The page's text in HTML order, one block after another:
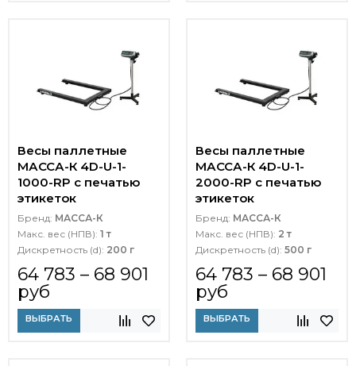
Весы паллетные
МАССА-К 4D-U-1-
1000-RP с печатью
этикеток
Бренд: МАССА-К
Макс. вес (НПВ): 1 т
Дискретность (d): 200 г
64 783 – 68 901
руб
ВЫБРАТЬ
Весы паллетные
МАССА-К 4D-U-1-
2000-RP с печатью
этикеток
Бренд: МАССА-К
Макс. вес (НПВ): 2 т
Дискретность (d): 500 г
64 783 – 68 901
руб
ВЫБРАТЬ